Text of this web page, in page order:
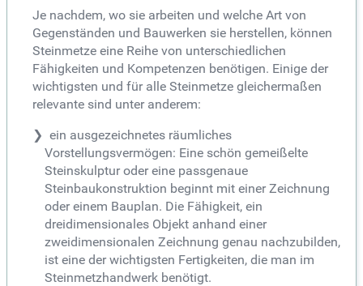
Je nachdem, wo sie arbeiten und welche Art von
Gegenständen und Bauwerken sie herstellen, können
Steinmetze eine Reihe von unterschiedlichen
Fähigkeiten und Kompetenzen benötigen. Einige der
wichtigsten und für alle Steinmetze gleichermaßen
relevante sind unter anderem:
ein ausgezeichnetes räumliches
Vorstellungsvermögen: Eine schön gemeißelte
Steinskulptur oder eine passgenaue
Steinbaukonstruktion beginnt mit einer Zeichnung
oder einem Bauplan. Die Fähigkeit, ein
dreidimensionales Objekt anhand einer
zweidimensionalen Zeichnung genau nachzubilden,
ist eine der wichtigsten Fertigkeiten, die man im
Steinmetzhandwerk benötigt.